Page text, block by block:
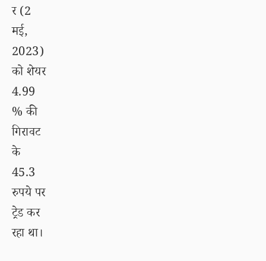
र (2
मई,
2023)
को शेयर
4.99
% की
गिरावट
के
45.3
रुपये पर
ट्रेड कर
रहा था।